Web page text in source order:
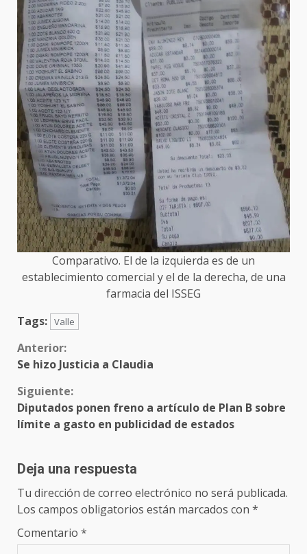
Comparativo. El de la izquierda es de un
establecimiento comercial y el de la derecha, de una
farmacia del ISSEG
Tags: Valle
Sigue
Anterior:
Se hizo Justicia a Claudia
Siguiente:
Diputados ponen freno a artículo de Plan B sobre
límite a gasto en publicidad de estados
Deja una respuesta
Tu dirección de correo electrónico no será publicada.
Los campos obligatorios están marcados con *
Comentario *